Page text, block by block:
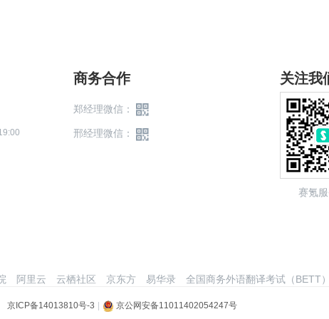
商务合作
郑经理微信：
邢经理微信：
关注我
赛氪
阿里云 云栖社区 京东方 易华录 全国商务外语翻译考试（BETT）
京ICP备14013810号-3 京公网安备11011402054247号